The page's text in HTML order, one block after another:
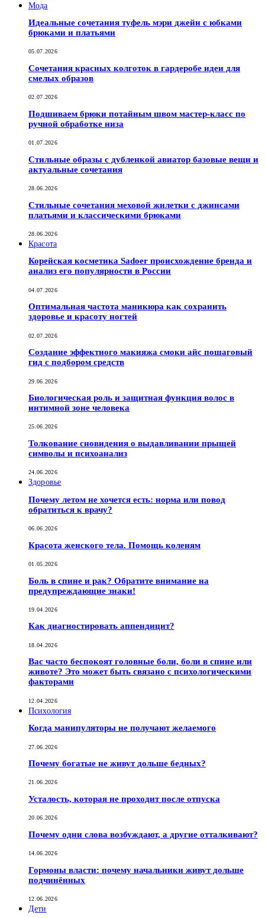
Мода
Идеальные сочетания туфель мэри джейн с юбками
брюками и платьями
05.07.2026
Сочетания красных колготок в гардеробе идеи для
смелых образов
02.07.2026
Подшиваем брюки потайным швом мастер-класс по
ручной обработке низа
01.07.2026
Стильные образы с дубленкой авиатор базовые вещи и
актуальные сочетания
28.06.2026
Стильные сочетания меховой жилетки с джинсами
платьями и классическими брюками
28.06.2026
Красота
Корейская косметика Sadoer происхождение бренда и
анализ его популярности в России
04.07.2026
Оптимальная частота маникюра как сохранить
здоровье и красоту ногтей
02.07.2026
Создание эффектного макияжа смоки айс пошаговый
гид с подбором средств
29.06.2026
Биологическая роль и защитная функция волос в
интимной зоне человека
25.06.2026
Толкование сновидения о выдавливании прыщей
символы и психоанализ
24.06.2026
Здоровье
Почему летом не хочется есть: норма или повод
обратиться к врачу?
06.06.2026
Красота женского тела. Помощь коленям
01.05.2026
Боль в спине и рак? Обратите внимание на
предупреждающие знаки!
19.04.2026
Как диагностировать аппендицит?
18.04.2026
Вас часто беспокоят головные боли, боли в спине или
животе? Это может быть связано с психологическими
факторами
12.04.2026
Психология
Когда манипуляторы не получают желаемого
27.06.2026
Почему богатые не живут дольше бедных?
21.06.2026
Усталость, которая не проходит после отпуска
20.06.2026
Почему одни слова возбуждают, а другие отталкивают?
14.06.2026
Гормоны власти: почему начальники живут дольше
подчинённых
12.06.2026
Дети